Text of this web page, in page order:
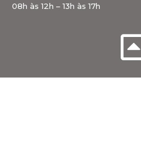
08h às 12h – 13h às 17h